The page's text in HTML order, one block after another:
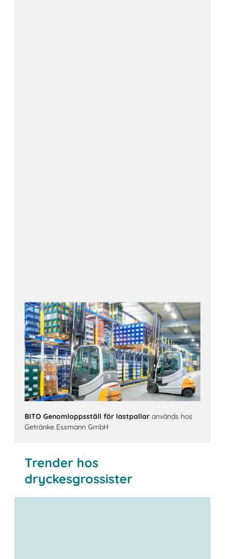
BITO Genomloppsställ för lastpallar används hos
Getränke Essmann GmbH
Trender hos
dryckesgrossister